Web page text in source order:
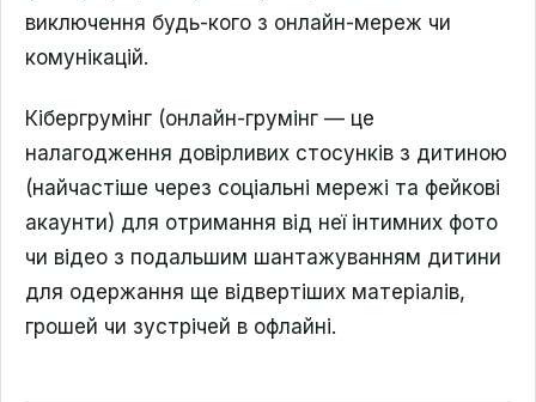
виключення будь-кого з онлайн-мереж чи
комунікацій.
Кібергрумінг (онлайн-грумінг — це
налагодження довірливих стосунків з дитиною
(найчастіше через соціальні мережі та фейкові
акаунти) для отримання від неї інтимних фото
чи відео з подальшим шантажуванням дитини
для одержання ще відвертіших матеріалів,
грошей чи зустрічей в офлайні.